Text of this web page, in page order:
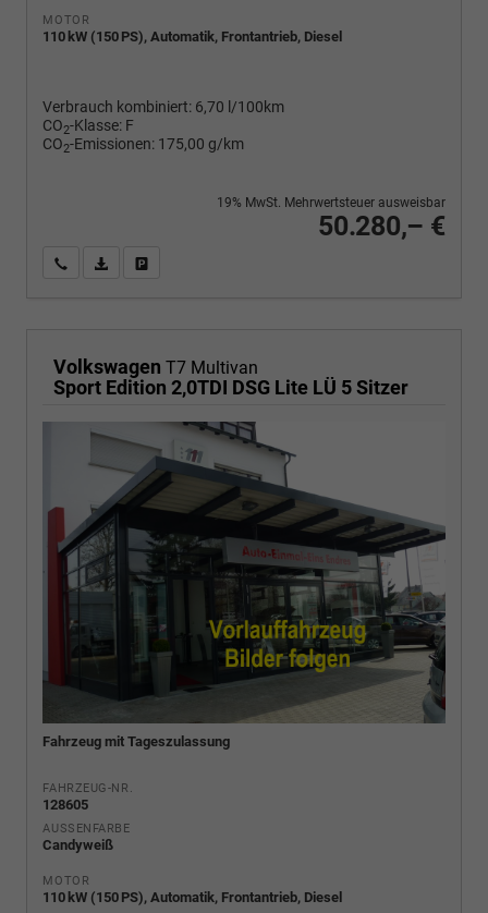
MOTOR
110 kW (150 PS), Automatik, Frontantrieb, Diesel
Verbrauch kombiniert: 6,70 l/100km
CO2-Klasse: F
CO2-Emissionen: 175,00 g/km
50.280,– €
19% MwSt. Mehrwertsteuer ausweisbar
Wir rufen Sie anPDF-Fahrzeugexposé drucken
Volkswagen T7 Multivan
Sport Edition 2,0TDI DSG Lite LÜ 5 Sitzer
Fahrzeug mit Tageszulassung
FAHRZEUG-NR.
128605
AUSSENFARBE
Candyweiß
MOTOR
110 kW (150 PS), Automatik, Frontantrieb, Diesel